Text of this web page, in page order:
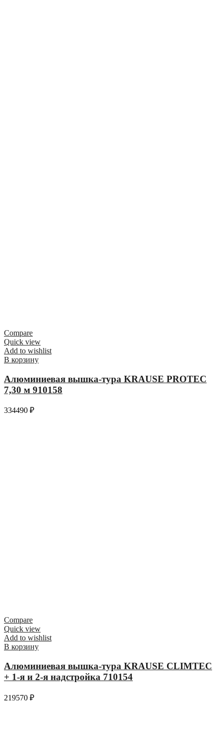
Compare
Quick view
Add to wishlist
В корзину
Алюминиевая вышка-тура KRAUSE PROTEC
7,30 м 910158
334490 ₽
Compare
Quick view
Add to wishlist
В корзину
Алюминиевая вышка-тура KRAUSE CLIMTEC
+ 1-я и 2-я надстройка 710154
219570 ₽